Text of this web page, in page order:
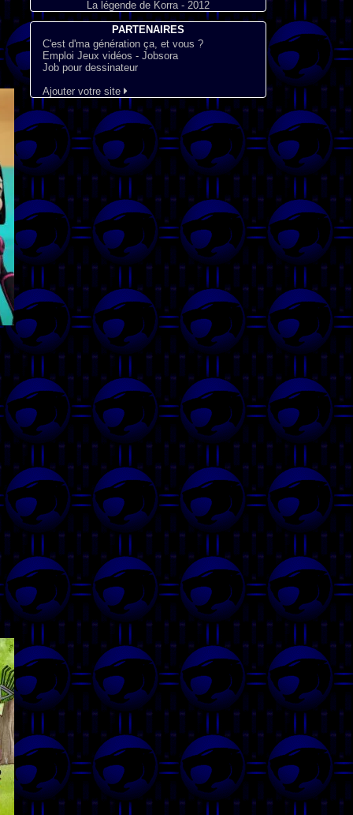
La légende de Korra - 2012
PARTENAIRES
C'est d'ma génération ça, et vous ?
Emploi Jeux vidéos - Jobsora
Job pour dessinateur
Ajouter votre site